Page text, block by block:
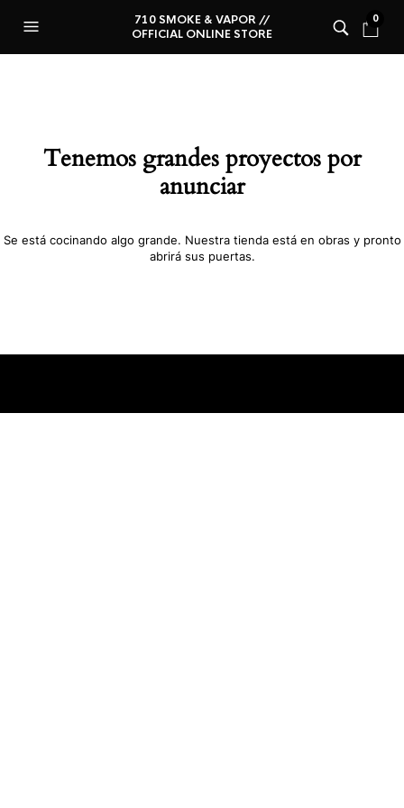
710 SMOKE & VAPOR //
OFFICIAL ONLINE STORE
0
Tenemos grandes proyectos por
anunciar
Se está cocinando algo grande. Nuestra tienda está en obras y pronto
abrirá sus puertas.